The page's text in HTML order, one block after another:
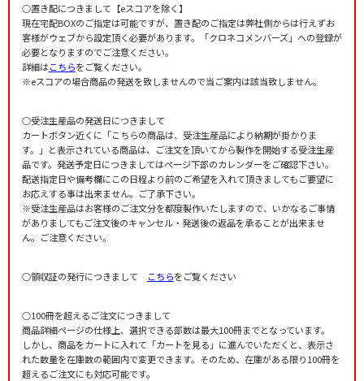
○置き配につきまして【eスコアを除く】
現在宅配BOXのご指定は可能ですが、置き配のご指定は弊社側からは行えずお
客様がウェブから設定頂く必要があります。「クロネコメンバーズ」への登録が
必要となりますのでご注意ください。
詳細はこちらをご覧ください。
※eスコアの場合商品の発送を致しませんので当ご案内は該当致しません。
○受注生産品の発送日につきまして
カートボタン近くに「こちらの商品は、受注生産品により納期が掛かりま
す。」と表示されている商品は、ご注文を頂いてから製作を開始する受注生産
品です。発送予定日につきましてはページ下部のカレンダーをご確認下さい。
配送指定日や備考欄にこの日程より前のご希望を入れて頂きましてもご要望に
お応えする事は出来ません。ご了承下さい。
※受注生産品はお客様のご注文分を都度製作いたしますので、いかなるご事情
がありましてもご注文後のキャンセル・発送後の返品を承ることが出来ませ
ん。ご注意ください。
○領収証の発行につきまして こちらをご覧ください
○100冊を超えるご注文につきまして
商品詳細ページの仕様上、選択できる部数は最大100冊までとなっています。
しかし、商品をカートに入れて「カートを見る」に進んでいただくと、表示さ
れた数量を在庫数の範囲内で変更できます。そのため、在庫がある限り100冊を
超えるご注文にも対応可能です。